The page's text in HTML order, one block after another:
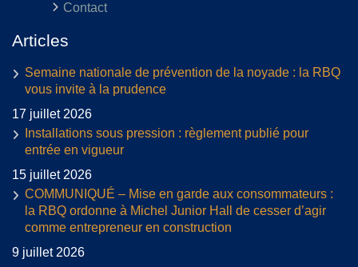
Contact
Articles
Semaine nationale de prévention de la noyade : la RBQ
vous invite à la prudence
17 juillet 2026
Installations sous pression : règlement publié pour
entrée en vigueur
15 juillet 2026
COMMUNIQUÉ – Mise en garde aux consommateurs :
la RBQ ordonne à Michel Junior Hall de cesser d’agir
comme entrepreneur en construction
9 juillet 2026